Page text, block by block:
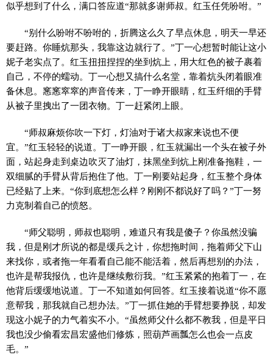
似乎想到了什么，满口答应道“那就多谢师叔。红玉任凭吩咐。”
“别什么吩咐不吩咐的，折腾这么久了早点休息，明天一早还
要赶路。你睡炕那头，我靠这边就行了。”丁一心想暂时能让这小
妮子老实点了。红玉扭扭捏捏的坐到炕上，用大红色的被子裹着
自己，不停的蠕动。丁一心想又搞什么名堂，靠着炕头闭着眼准
备休息。窸窸窣窣的声音传来，丁一睁开眼睛，红玉纤细的手臂
从被子里拽出了一团衣物。丁一赶紧闭上眼。
“师叔麻烦你吹一下灯，灯油对于诸大叔家来说也不便
宜。”红玉轻轻的说道。丁一睁开眼，红玉就漏出一个头在被子外
面，站起身走到桌边吹灭了油灯，抹黑坐到炕上刚准备拖鞋，一
双细腻的手臂从背后抱住了他。丁一刚要站起身，红玉整个身体
已经贴了上来。“你到底想怎么样？刚刚不都说好了吗？”丁一努
力克制着自己的愤怒。
“师父聪明，师叔也聪明，难道只有我是傻子？你虽然没骗
我，但是刚才所说的都是缓兵之计，你想拖时间，拖着师父下山
来找你，或者拖一年看看自己能不能活着，然后再想别的办法，
也许是帮我报仇，也许是继续敷衍我。”红玉紧紧的抱着丁一，在
他背后缓缓地说道。丁一不知道如何回答。红玉接着说道“你不愿
意帮我，那我就自己想办法。”丁一抓住她的手臂想要挣脱，却发
现这小妮子的力气着实不小。“虽然师父什么都不教我，但是平日
我也没少偷看宏昌宏盛他们修炼，照葫芦画瓢怎么也会一点皮
毛。”